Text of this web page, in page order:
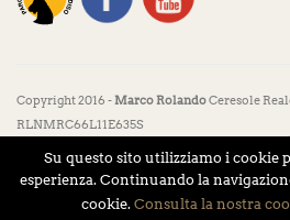
Copyright 2016 -Marco RolandoCeresole
RLNMRC66L11E635S
Su questo sito utilizziamo i
esperienza. Continuando la
cookie. Consulta la nostra